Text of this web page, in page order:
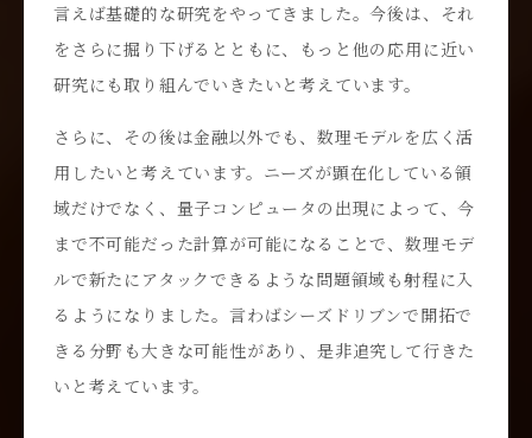
言えば基礎的な研究をやってきました。今後は、それ
をさらに掘り下げるとともに、もっと他の応用に近い
研究にも取り組んでいきたいと考えています。
さらに、その後は金融以外でも、数理モデルを広く活
用したいと考えています。ニーズが顕在化している領
域だけでなく、量子コンピュータの出現によって、今
まで不可能だった計算が可能になることで、数理モデ
ルで新たにアタックできるような問題領域も射程に入
るようになりました。言わばシーズドリブンで開拓で
きる分野も大きな可能性があり、是非追究して行きた
いと考えています。